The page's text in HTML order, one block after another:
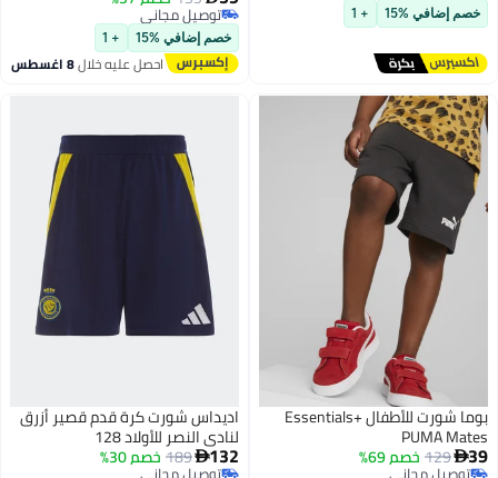
توصيل مجاني
خصم إضافي %15 + 1 توصيل مجاني
توصيل مجاني
خصم إضافي %15 + 1
احصل عليه خلال8 اغسطس
بوما شورت للأطفال Essentials+
PUMA Mates
39
129 خصم 69%
اديداس شورت كرة قدم قصير أزرق
لنادي النصر للأولاد 128
132
189 خصم 30%